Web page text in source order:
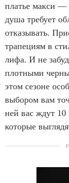
платье макси —
душа требует
отказывать.
трапециям в
лифа. И не
плотными
этом сезоне
выбором вам
ней вас ждут 10
которые